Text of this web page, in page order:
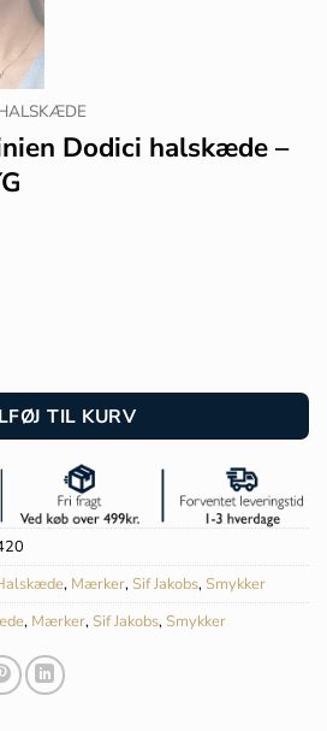
Dodici halskæde –
TIL KURV
, Mærker, Sif Jakobs, Smykker
, Mærker, Sif Jakobs, Smykker